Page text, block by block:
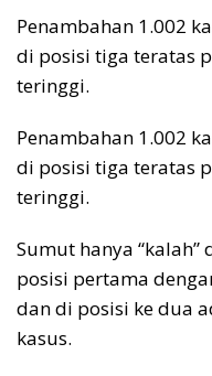
Penambahan 1.002
di posisi tiga teratas
teringgi.
Penambahan 1.002
di posisi tiga teratas
teringgi.
Sumut hanya
posisi pertama
dan di posisi ke dua
kasus.